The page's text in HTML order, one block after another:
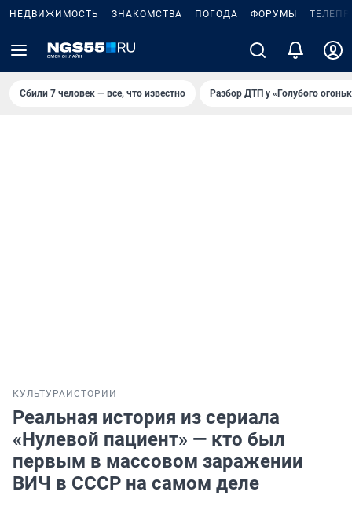
НЕДВИЖИМОСТЬ ЗНАКОМСТВА ПОГОДА ФОРУМЫ
Сбили 7 человек — все, что известно Разбор ДТП у «Голубого
КУЛЬТУРА ИСТОРИИ
Реальная история из сериала
«Нулевой пациент» — кто был
первым в массовом заражении
ВИЧ в СССР на самом деле